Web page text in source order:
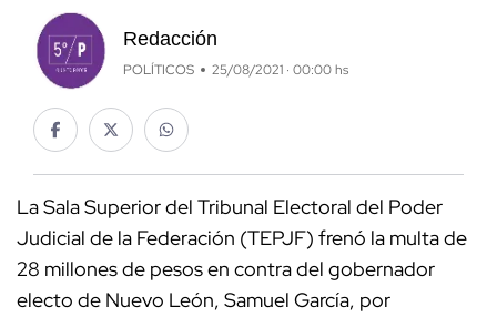
Redacción
POLÍTICOS 25/08/2021 · 00:00 hs
La Sala Superior del Tribunal Electoral del Poder
Judicial de la Federación (TEPJF) frenó la multa de
28 millones de pesos en contra del gobernador
electo de Nuevo León, Samuel García, por